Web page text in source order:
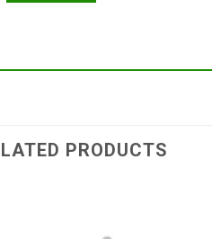
PRODUCTS